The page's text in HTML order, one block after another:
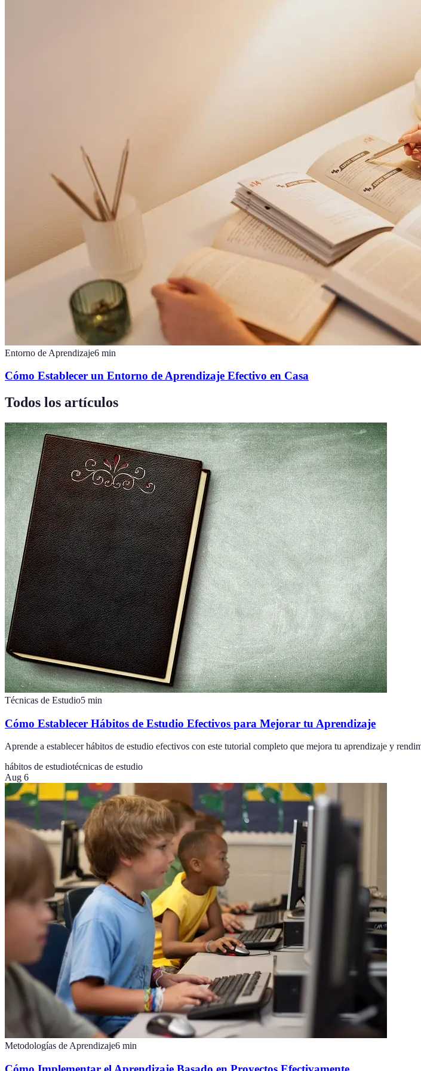
Entorno de Aprendizaje6 min
Cómo Establecer un Entorno de Aprendizaje Efectivo en Casa
Todos los artículos
Técnicas de Estudio5 min
Cómo Establecer Hábitos de Estudio Efectivos para Mejorar tu Aprendizaje
Aprende a establecer hábitos de estudio efectivos con este tutorial completo que mejora tu aprendizaje y
hábitos de estudiotécnicas de estudio
Aug 6
Metodologías de Aprendizaje6 min